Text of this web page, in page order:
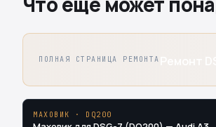
ПОЛНАЯ СТРАНИЦА РЕМОНТА
МАХОВИК · DQ200